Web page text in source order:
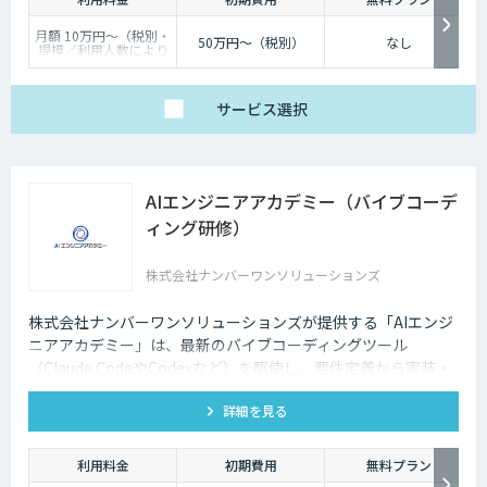
月額 10万円〜（税別・
規模／利用人数により
個別見積）
50万円〜（税別） なし
サービス選択
AIエンジニアアカデミー（バイブコーデ
ィング研修）
株式会社ナンバーワンソリューションズ
株式会社ナンバーワンソリューションズが提供する「AIエンジ
ニアアカデミー」は、最新のバイブコーディングツール
（Claude CodeやCodexなど）を駆使し、要件定義から実装・
テスト・レビューまで、AIとシステムを構築する開発プロセス
を組織に実装する実践型の法人研修プログラムです。
詳細を見る
利用料金 初期費用 無料プラン